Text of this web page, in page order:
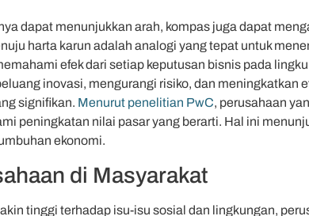
dapat menunjukkan arah, kompas juga dapat
harta karun adalah analogi yang tepat untuk
efek dari setiap keputusan bisnis pada
inovasi, mengurangi risiko, dan meningkatkan
signifikan. Menurut penelitian PwC, perusahaan
peningkatan nilai pasar yang berarti. Hal ini
ekonomi.
di Masyarakat
tinggi terhadap isu-isu sosial dan lingkungan,